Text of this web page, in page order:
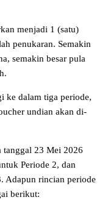
menjadi 1 (satu)
penukaran. Semakin
semakin besar pula
ke dalam tiga periode,
undian akan di-
tanggal 23 Mei 2026
Periode 2, dan
Adapun rincian periode
berikut: